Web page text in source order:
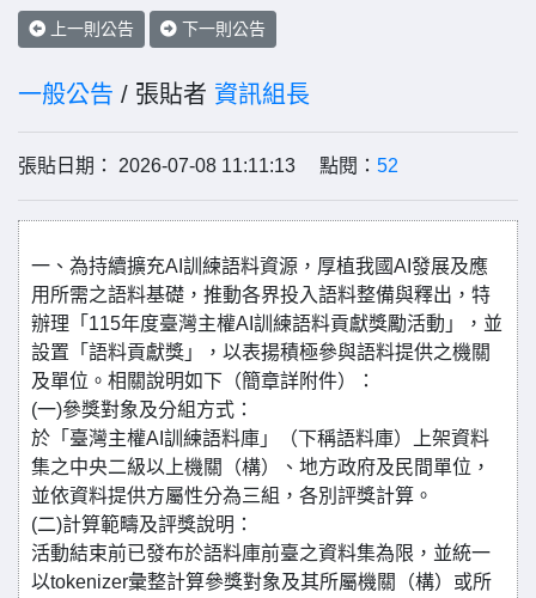
上一則公告 下一則公告
一般公告 / 張貼者 資訊組長
張貼日期： 2026-07-08 11:11:13 點閱： 52
一、為持續擴充AI訓練語料資源，厚植我國AI發展及應
用所需之語料基礎，推動各界投入語料整備與釋出，特
辦理「115年度臺灣主權AI訓練語料貢獻獎勵活動」，並
設置「語料貢獻獎」，以表揚積極參與語料提供之機關
及單位。相關說明如下（簡章詳附件）：
(一)參獎對象及分組方式：
於「臺灣主權AI訓練語料庫」（下稱語料庫）上架資料
集之中央二級以上機關（構）、地方政府及民間單位，
並依資料提供方屬性分為三組，各別評獎計算。
(二)計算範疇及評獎說明：
活動結束前已發布於語料庫前臺之資料集為限，並統一
以tokenizer彙整計算參獎對象及其所屬機關（構）或所